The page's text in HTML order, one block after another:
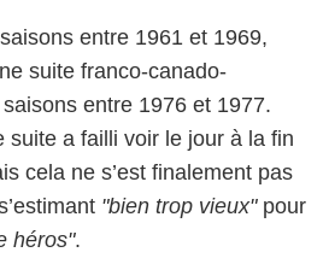
entre 1961 et 1969,
suite franco-canado-
entre 1976 et 1977.
suite a failli voir le jour à la fin
cela ne s’est finalement pas
"bien trop vieux"pour
héros".